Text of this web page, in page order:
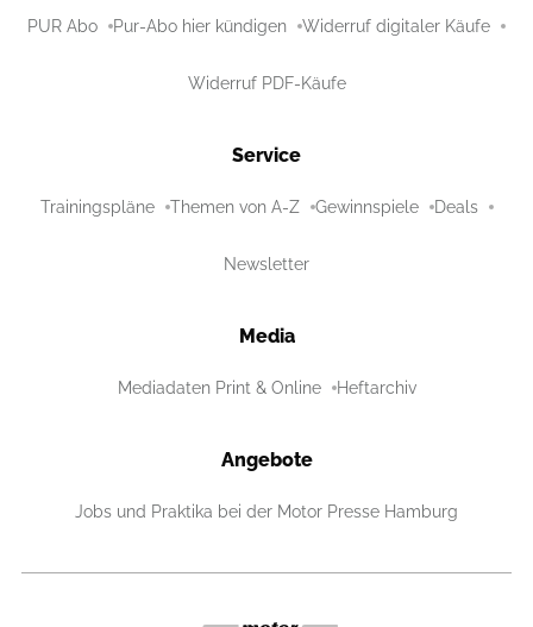
PUR Abo Pur-Abo hier kündigen Widerruf digitaler Käufe
Widerruf PDF-Käufe
Service
Trainingspläne Themen von A-Z Gewinnspiele Deals
Newsletter
Media
Mediadaten Print & Online Heftarchiv
Angebote
Jobs und Praktika bei der Motor Presse Hamburg